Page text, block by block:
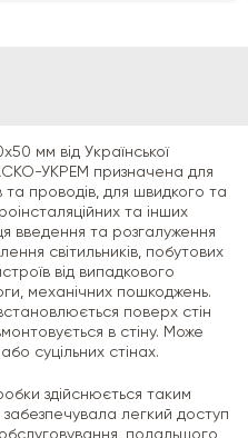
мм від Української
УКРЕМ призначена для
та проводів, для швидкого та
та інших
введення та розгалуження
світильників, побутових
від випадкового
механічних пошкоджень.
поверх стін
в стіну. Може
суцільних стінах.
здійснюється таким
легкий доступ
подальшого